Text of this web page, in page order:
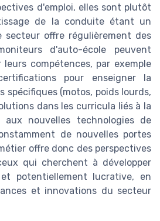
d'emploi, elles sont plutôt
de la conduite étant un
secteur offre régulièrement des
d'auto-école peuvent
compétences, par exemple
pour enseigner la
spécifiques (motos, poids lourds,
dans les curricula liés à la
nouvelles technologies de
de nouvelles portes
offre donc des perspectives
qui cherchent à développer
potentiellement lucrative, en
et innovations du secteur